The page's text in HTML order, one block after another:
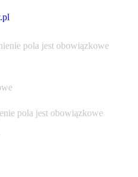
pola jest obowiązkowe
pola jest obowiązkowe